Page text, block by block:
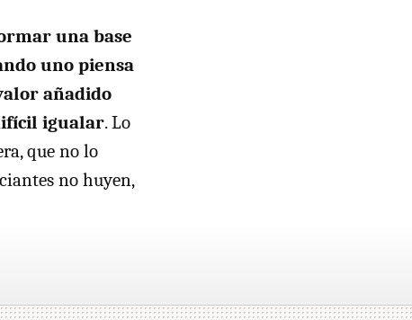
una base
uno piensa
añadido
igualar. Lo
que no lo
no huyen,